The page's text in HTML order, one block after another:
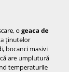
o geaca de
ținutelor
bocanci masivi
are umplutură
temperaturile